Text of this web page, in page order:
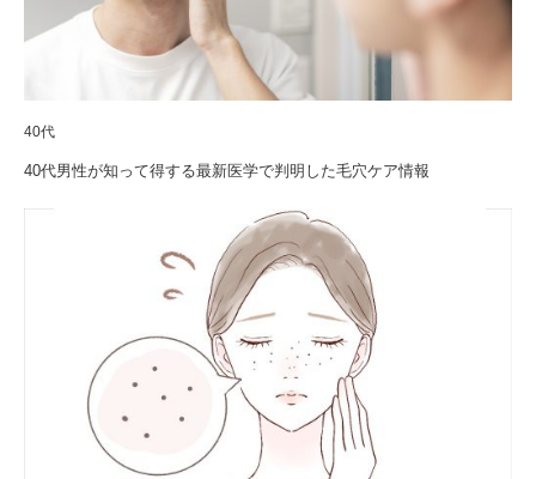
40代
40代男性が知って得する最新医学で判明した毛穴ケア情報